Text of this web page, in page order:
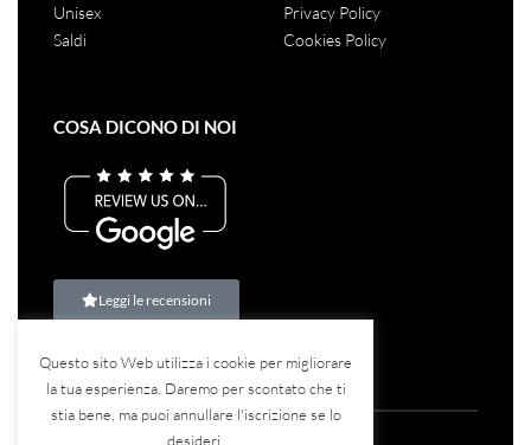
Unisex
Saldi
Privacy Policy
Cookies Policy
COSA DICONO DI NOI
Leggi le recensioni
Questo sito Web utilizza i cookie per migliorare
la tua esperienza. Daremo per scontato che ti
stia bene, ma puoi annullare l'iscrizione se lo
desideri.